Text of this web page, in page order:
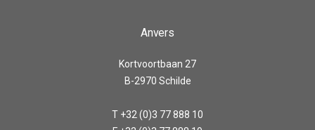
Anvers
Kortvoortbaan 27
B-2970 Schilde
T +32 (0)3 77 888 10